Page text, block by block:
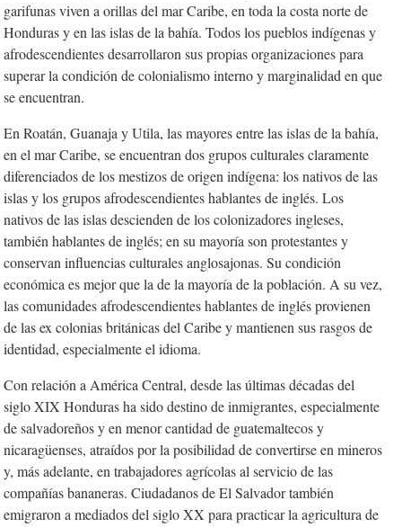
garifunas viven a orillas del mar Caribe, en toda la costa norte de
Honduras y en las islas de la bahía. Todos los pueblos indígenas y
afrodescendientes desarrollaron sus propias organizaciones para
superar la condición de colonialismo interno y marginalidad en que
se encuentran.
En Roatán, Guanaja y Utila, las mayores entre las islas de la bahía,
en el mar Caribe, se encuentran dos grupos culturales claramente
diferenciados de los mestizos de origen indígena: los nativos de las
islas y los grupos afrodescendientes hablantes de inglés. Los
nativos de las islas descienden de los colonizadores ingleses,
también hablantes de inglés; en su mayoría son protestantes y
conservan influencias culturales anglosajonas. Su condición
económica es mejor que la de la mayoría de la población. A su vez,
las comunidades afrodescendientes hablantes de inglés provienen
de las ex colonias británicas del Caribe y mantienen sus rasgos de
identidad, especialmente el idioma.
Con relación a América Central, desde las últimas décadas del
siglo XIX Honduras ha sido destino de inmigrantes, especialmente
de salvadoreños y en menor cantidad de guatemaltecos y
nicaragüenses, atraídos por la posibilidad de convertirse en mineros
y, más adelante, en trabajadores agrícolas al servicio de las
compañías bananeras. Ciudadanos de El Salvador también
emigraron a mediados del siglo XX para practicar la agricultura de